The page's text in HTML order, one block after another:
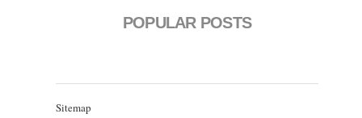
POPULAR POSTS
Sitemap